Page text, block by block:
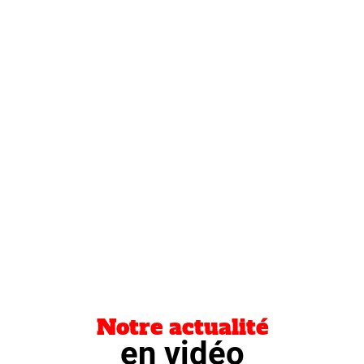
Notre actualité
en vidéo